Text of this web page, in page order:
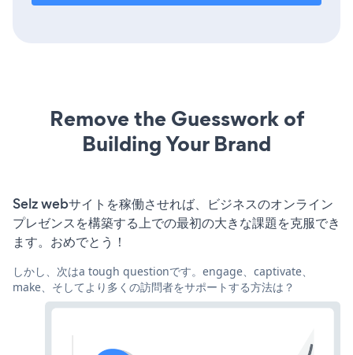
Remove the Guesswork of
Building Your Brand
Selz webサイトを稼働させれば、ビジネスのオンライン
プレゼンスを構築する上での最初の大きな課題を克服でき
ます。おめでとう！
しかし、次はa tough questionです。engage、captivate、
make、そしてより多くの訪問者をサポートする方法は？